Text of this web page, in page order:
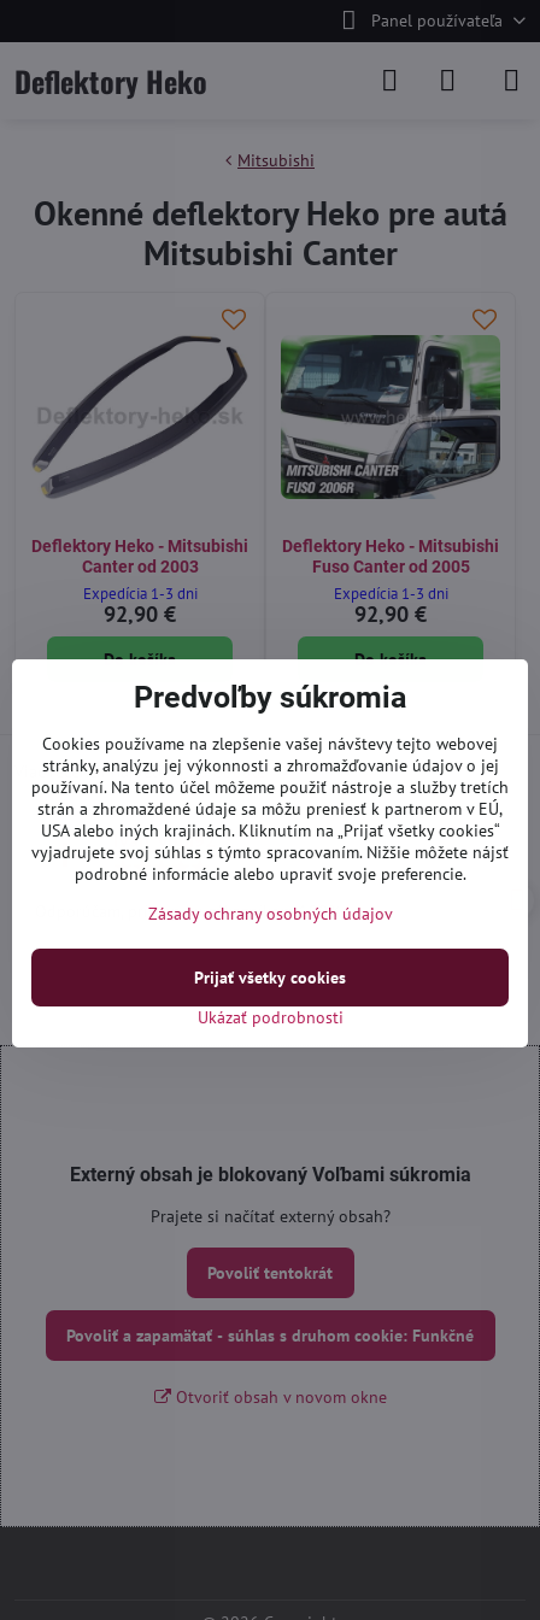
Panel používateľa
Deflektory Heko
Mitsubishi
Okenné deflektory Heko pre autá
Mitsubishi Canter
Deflektory Heko - Mitsubishi
Canter od 2003
Expedícia 1-3 dni
92,90 €
Do košíka
Deflektory Heko - Mitsubishi
Fuso Canter od 2005
Expedícia 1-3 dni
92,90 €
Do košíka
Viac recenzií nájdete ajna Google
I Ivan_yogi92
Hodnotenie:
5
5
Odporúčam, prístup ku zákazníkom 100%
Externý obsah je blokovaný Voľbami súkromia
Prajete si načítať externý obsah?
Povoliť tentokrát
Povoliť a zapamätať - súhlas s druhom cookie: Funkčné
Otvoriť obsah v novom okne
Predvoľby súkromia
Cookies používame na zlepšenie vašej návštevy tejto webovej
stránky, analýzu jej výkonnosti a zhromažďovanie údajov o jej
používaní. Na tento účel môžeme použiť nástroje a služby tretích
strán a zhromaždené údaje sa môžu preniesť k partnerom v EÚ,
USA alebo iných krajinách. Kliknutím na „Prijať všetky cookies“
vyjadrujete svoj súhlas s týmto spracovaním. Nižšie môžete nájsť
podrobné informácie alebo upraviť svoje preferencie.
Zásady ochrany osobných údajov
Ukázať podrobnosti
Prijať všetky cookies